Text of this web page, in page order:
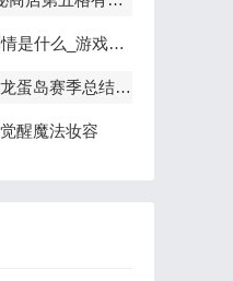
？（极品飞车13中文版）
岛赛季总结来咯
醒魔法妆容